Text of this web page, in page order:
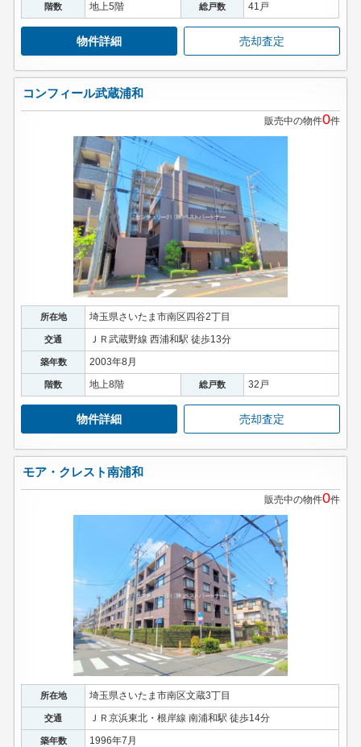
階数 地上5階 総戸数 41戸
物件詳細 売却査定
コンフィール武蔵浦和
販売中の物件0件
所在地 埼玉県さいたま市南区四谷2丁目
交通 ＪＲ武蔵野線 西浦和駅 徒歩13分
築年数 2003年8月
階数 地上8階 総戸数 32戸
物件詳細 売却査定
モア・クレスト南浦和
販売中の物件0件
所在地 埼玉県さいたま市南区文蔵3丁目
交通 ＪＲ京浜東北・根岸線 南浦和駅 徒歩14分
築年数 1996年7月